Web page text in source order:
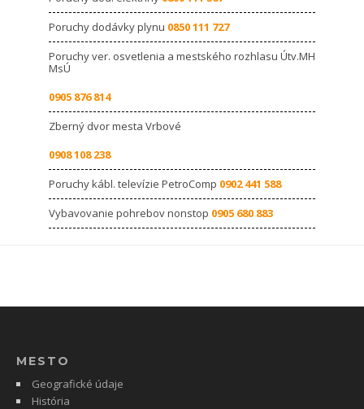
Poruchy dodávky plynu 0850 111 727
Poruchy ver. osvetlenia a mestského rozhlasu Útv.MH
MsÚ
0905 876 814
Zberný dvor mesta Vrbové
0908 108 238
Poruchy kábl. televízie PetroComp 0902 441 588
Vybavovanie pohrebov nonstop 0905 680 883
MESTO
Geografické údaje
História